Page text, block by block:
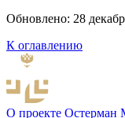
Обновлено: 28
К оглавлению
О проекте Остерман